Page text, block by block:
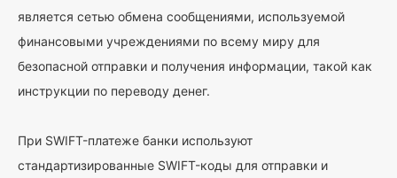
является сетью обмена сообщениями, используемой
финансовыми учреждениями по всему миру для
безопасной отправки и получения информации, такой как
инструкции по переводу денег.
При SWIFT-платеже банки используют
стандартизированные SWIFT-коды для отправки и